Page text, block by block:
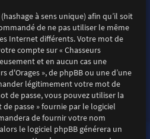
à sens unique) afin qu’il soit
de ne pas utiliser le même
Internet différents. Votre mot de
compte sur « Chasseurs
et en aucun cas une
d'Orages », de phpBB ou une d’une
légitimement votre mot de
de passe, vous pouvez utiliser la
passe » fournie par le logiciel
de fournir votre nom
le logiciel phpBB générera un